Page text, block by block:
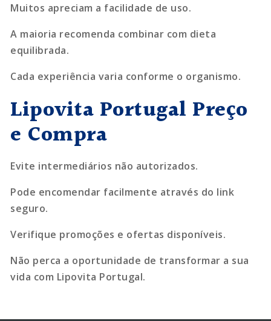
Muitos apreciam a facilidade de uso.
A maioria recomenda combinar com dieta
equilibrada.
Cada experiência varia conforme o organismo.
Lipovita Portugal Preço
e Compra
Evite intermediários não autorizados.
Pode encomendar facilmente através do link
seguro.
Verifique promoções e ofertas disponíveis.
Não perca a oportunidade de transformar a sua
vida com Lipovita Portugal.